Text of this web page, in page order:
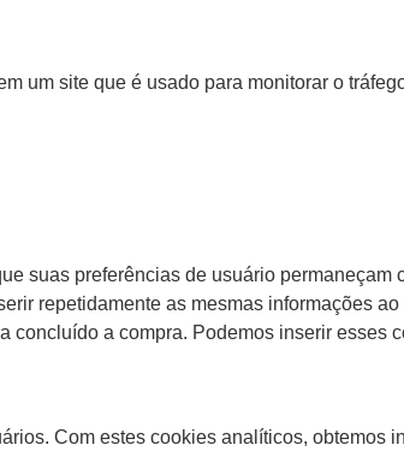
um site que é usado para monitorar o
suas preferências de usuário permaneçam
repetidamente as mesmas informações
concluído a compra. Podemos inserir esses
Com estes cookies analíticos, obtemos